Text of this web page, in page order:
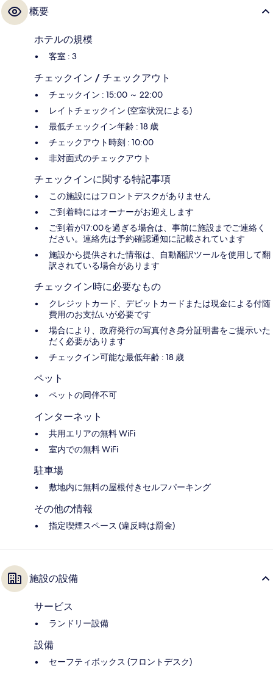
概要
ホテルの規模
客室 : 3
チェックイン / チェックアウト
チェックイン : 15:00 ～ 22:00
レイトチェックイン (空室状況による)
最低チェックイン年齢 : 18 歳
チェックアウト時刻 : 10:00
非対面式のチェックアウト
チェックインに関する特記事項
この施設にはフロントデスクがありません
ご到着時にはオーナーがお迎えします
ご到着が17:00を過ぎる場合は、事前に施設までご連絡く
ださい。連絡先は予約確認通知に記載されています
施設から提供された情報は、自動翻訳ツールを使用して翻
訳されている場合があります
チェックイン時に必要なもの
クレジットカード、デビットカードまたは現金による付随
費用のお支払いが必要です
場合により、政府発行の写真付き身分証明書をご提示いた
だく必要があります
チェックイン可能な最低年齢 : 18 歳
ペット
ペットの同伴不可
インターネット
共用エリアの無料 WiFi
室内での無料 WiFi
駐車場
敷地内に無料の屋根付きセルフパーキング
その他の情報
指定喫煙スペース (違反時は罰金)
施設の設備
サービス
ランドリー設備
設備
セーフティボックス (フロントデスク)